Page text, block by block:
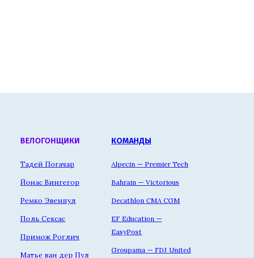
ВЕЛОГОНЩИКИ
Тадей Погачар
Йонас Вингегор
Ремко Эвенпул
Поль Сексас
Примож Роглич
Матье ван дер Пул
КОМАНДЫ
Alpecin — Premier Tech
Bahrain — Victorious
Decathlon CMA CGM
EF Education —
EasyPost
Groupama — FDJ United